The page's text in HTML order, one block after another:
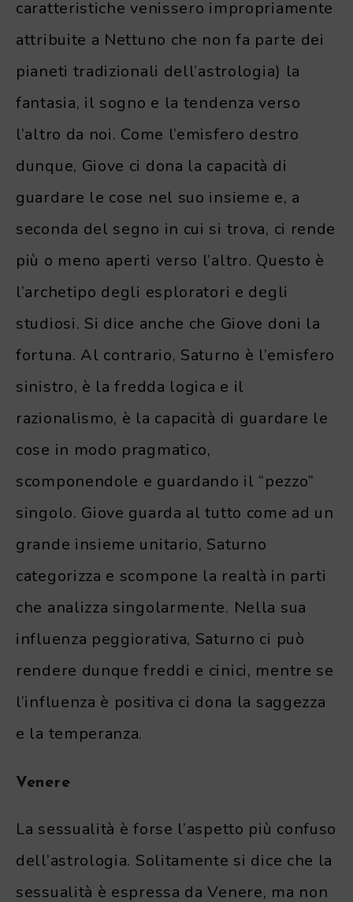
caratteristiche venissero impropriamente
attribuite a Nettuno che non fa parte dei
pianeti tradizionali dell’astrologia) la
fantasia, il sogno e la tendenza verso
l’altro da noi. Come l’emisfero destro
dunque, Giove ci dona la capacità di
guardare le cose nel suo insieme e, a
seconda del segno in cui si trova, ci rende
più o meno aperti verso l’altro. Questo è
l’archetipo degli esploratori e degli
studiosi. Si dice anche che Giove doni la
fortuna. Al contrario, Saturno è l’emisfero
sinistro, è la fredda logica e il
razionalismo, è la capacità di guardare le
cose in modo pragmatico,
scomponendole e guardando il “pezzo”
singolo. Giove guarda al tutto come ad un
grande insieme unitario, Saturno
categorizza e scompone la realtà in parti
che analizza singolarmente. Nella sua
influenza peggiorativa, Saturno ci può
rendere dunque freddi e cinici, mentre se
l’influenza è positiva ci dona la saggezza
e la temperanza.
Venere
La sessualità è forse l’aspetto più confuso
dell’astrologia. Solitamente si dice che la
sessualità è espressa da Venere, ma non